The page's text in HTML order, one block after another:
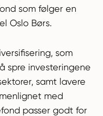
som følger en
Oslo Børs.
som
spre investeringene
samt lavere
med
passer godt for